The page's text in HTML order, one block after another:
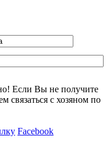
Если Вы не получите
связаться с хозяном по
Facebook